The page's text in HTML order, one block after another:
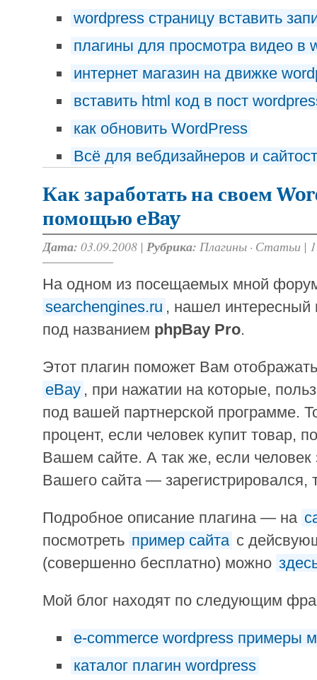
wordpress страницу вставить
плагины для просмотра видео в
интернет магазин на движке
вставить html код в пост
как обновить WordPress
Всё для вебдизайнеров и
Как заработать на своем
помощью eBay
Дата: 03.09.2008 | Рубрика: Плагины · Статьи |
На одном из посещаемых мной
searchengines.ru , нашел интересный
под названием phpBay Pro.
Этот плагин поможет Вам
eBay , при нажатии на которые,
под вашей партнерской программе.
процент, если человек купит товар,
Вашем сайте. А так же, если
Вашего сайта — зарегистрировался,
Подробное описание плагина — на
посмотреть пример сайта с
(совершенно бесплатно) можно
Мой блог находят по следующим
e-commerce wordpress примеры
каталог плагин wordpress